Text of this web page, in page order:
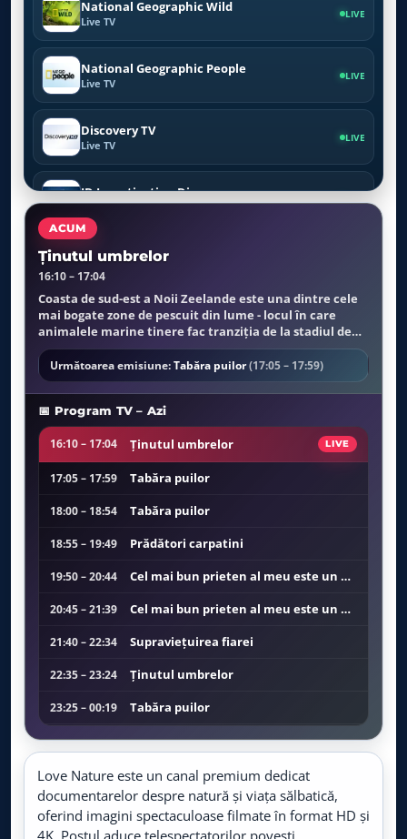
National Geographic Wild
Live TV
LIVE
National Geographic People
Live TV
LIVE
Discovery TV
Live TV
LIVE
ID Investigation Disovery
Live TV
Crime Investigation TV
Live TV
Viasat Nature
Live TV
Viasat History
Live TV
LIVE
Viasat Explorer LIVE
Live TV
Live TV
Live TV
TV Paprika
Live TV
Food Network LIVE
Prima World
Live TV
LIVE
ACUM
Ținutul umbrelor
16:10 – 17:04
Coasta de sud-est a Noii Zeelande este una dintre cele
mai bogate zone de pescuit din lume - locul în care
animalele marine tinere fac tranziția de la stadiul de
novice la cel de adult independent. Balenele, delfinii și
focile tinere învață să vâneze, învață regulile societății
sau pornesc în propriile lor aventuri.
Următoarea emisiune:Tabăra puilor(17:05 – 17:59)
📅 Program TV – Azi
16:10 – 17:04 Ținutul umbrelor LIVE
17:05 – 17:59 Tabăra puilor
18:00 – 18:54 Tabăra puilor
18:55 – 19:49 Prădători carpatini
19:50 – 20:44 Cel mai bun prieten al meu este un animal
20:45 – 21:39 Cel mai bun prieten al meu este un animal
21:40 – 22:34 Supraviețuirea fiarei
22:35 – 23:24 Ținutul umbrelor
23:25 – 00:19 Tabăra puilor
00:20 – 01:14 Tabăra puilor
01:15 – 02:09 Jurnalul unei albine
02:10 – 03:04
Love Nature este un canal premium dedicat
documentarelor despre natură și viața sălbatică,
oferind imagini spectaculoase filmate în format HD și
4K. Postul aduce telespectatorilor povești